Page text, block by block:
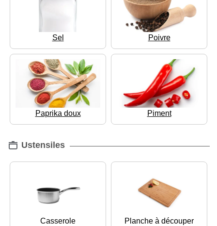
Sel Poivre
Paprika doux Piment
Ustensiles
Casserole Planche à découper